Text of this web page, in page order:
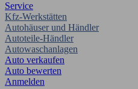
Service
Kfz-Werkstätten
Autohäuser und Händler
Autoteile-Händler
Autowaschanlagen
Auto verkaufen
Auto bewerten
Anmelden